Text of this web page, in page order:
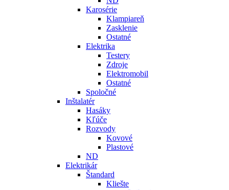
Karosérie
Klampiareň
Zasklenie
Ostatné
Elektrika
Testery
Zdroje
Elektromobil
Ostatné
Spoločné
Inštalatér
Hasáky
Kľúče
Rozvody
Kovové
Plastové
ND
Elektrikár
Štandard
Kliešte